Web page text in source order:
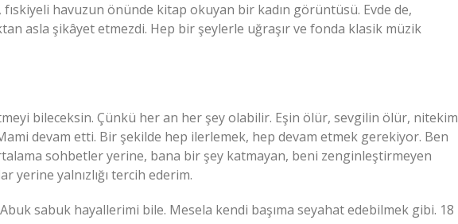
fıskiyeli havuzun önünde kitap okuyan bir kadın görüntüsü. Evde de,
asla şikâyet etmezdi. Hep bir şeylerle uğraşır ve fonda klasik müzik
bileceksin. Çünkü her an her şey olabilir. Eşin ölür, sevgilin ölür, nitekim
devam etti. Bir şekilde hep ilerlemek, hep devam etmek gerekiyor. Ben
sohbetler yerine, bana bir şey katmayan, beni zenginleştirmeyen
yerine yalnızlığı tercih ederim.
sabuk hayallerimi bile. Mesela kendi başıma seyahat edebilmek gibi. 18